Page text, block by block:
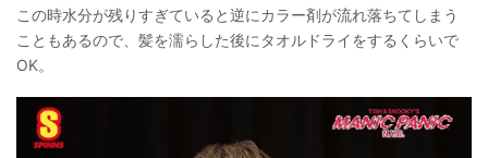
この時水分が残りすぎていると逆にカラー剤が流れ落ちてしまう
こともあるので、髪を濡らした後にタオルドライをするくらいで
OK。